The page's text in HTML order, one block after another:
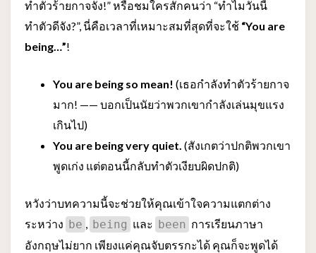
ทำตัวร้ายกาจจัง!” หรือชมใครสักคนว่า “ทำไมวันนี้
ทำตัวดีจัง?”, นี่คือเวลาที่เหมาะสมที่สุดที่จะใช้ “You are
being…”!
You are being so mean! (เธอกำลังทำตัวร้ายกาจ
มาก! —— บอกเป็นนัยว่าพวกเขากำลังเล่นมุขแรง
เกินไป)
You are being very quiet. (สังเกตว่าปกติพวกเขา
พูดเก่ง แต่ตอนนี้กลับทำตัวเงียบผิดปกติ)
หวังว่าบทความนี้จะช่วยให้คุณเข้าใจความแตกต่าง
ระหว่าง be , being และ been การเรียนภาษา
อังกฤษไม่ยาก เพียงแค่คุณจับตรรกะได้ คุณก็จะพูดได้